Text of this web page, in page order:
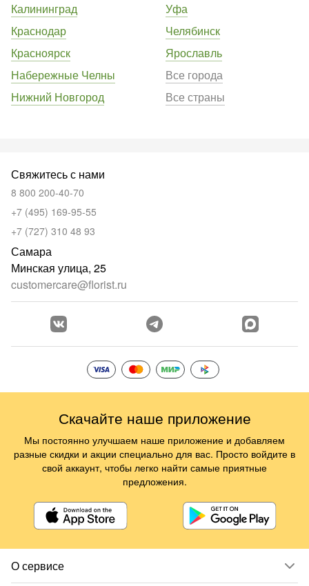
Калининград
Краснодар
Красноярск
Набережные Челны
Нижний Новгород
Уфа
Челябинск
Ярославль
Все города
Все страны
О сервисе
Свяжитесь с нами
8 800 200-40-70
+7 (495) 169-95-55
+7 (727) 310 48 93
Самара
Минская улица, 25
customercare@florist.ru
Скачайте наше приложение
Мы постоянно улучшаем наше приложение и добавляем
разные скидки и акции специально для вас. Просто войдите в
свой аккаунт, чтобы легко найти самые приятные
предложения.